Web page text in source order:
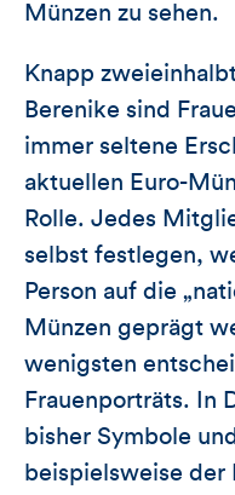
Münzen zu sehen.
Knapp
Berenike sind
immer seltene
aktuellen Euro-
Rolle. Jedes
selbst festlegen,
Person auf die
Münzen geprägt
wenigsten
Frauenporträts. In
bisher Symbole
beispielsweise der